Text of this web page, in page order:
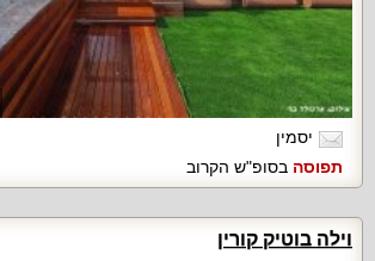
יסמין
תפוסה בסופ"ש הקרוב
וילה בוטיק קורין